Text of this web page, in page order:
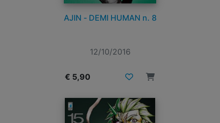
AJIN - DEMI HUMAN n. 8
12/10/2016
€ 5,90